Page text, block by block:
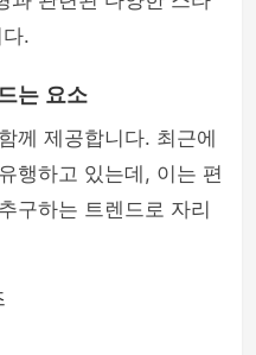
.
는 요소
께 제공합니다. 최근에
행하고 있는데, 이는 편
구하는 트렌드로 자리